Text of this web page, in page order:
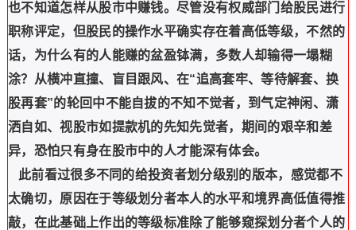
也不知道怎样从股市中赚钱。尽管没有权威部门给股民进行
职称评定，但股民的操作水平确实存在着高低等级，不然的
话，为什么有的人能赚的盆盈钵满，多数人却输得一塌糊
涂？从横冲直撞、盲目跟风、在“追高套牢、等待解套、换
股再套”的轮回中不能自拔的不知不觉者，到气定神闲、潇
洒自如、视股市如提款机的先知先觉者，期间的艰辛和差
异，恐怕只有身在股市中的人才能深有体会。
此前看过很多不同的给投资者划分级别的版本，感觉都不
太确切，原因在于等级划分者本人的水平和境界高低值得推
敲，在此基础上作出的等级标准除了能够窥探划分者个人的